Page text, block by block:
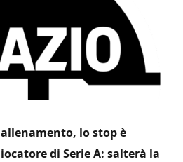
lo stop è
di Serie A: salterà la